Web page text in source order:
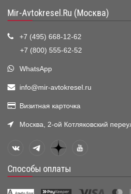
Mir-Avtokresel.Ru (Москва)
+7 (495) 668-12-62
+7 (800) 555-62-52
WhatsApp
info@mir-avtokresel.ru
Визитная карточка
Москва, 2-ой Котляковский
Способы оплаты